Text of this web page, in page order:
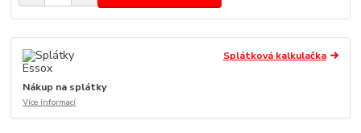
Splátková kalkulačka
Nákup na splátky
Více informací